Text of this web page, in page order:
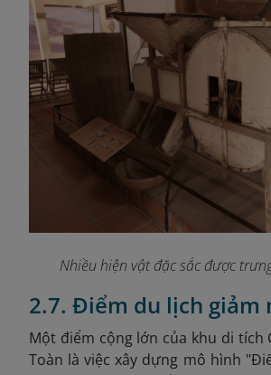
Nhiều hiện vật đặc sắc được
2.7. Điểm du lịch giảm
Một điểm cộng lớn của khu di tích
Toàn là việc xây dựng mô hình